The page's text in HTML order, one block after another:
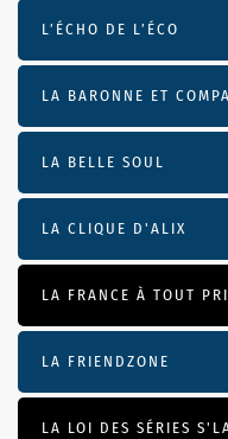
L’ÉCHO DE L’ÉCO
LA BARONNE ET
LA BELLE SOUL
LA CLIQUE D'ALIX
LA FRANCE À TOUT
LA FRIENDZONE
LA LOI DES SÉRIES